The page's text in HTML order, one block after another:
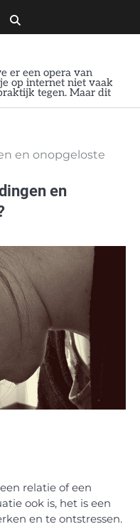
er een opera van
op internet niet vaak
tegen. Maar dit
en onopgeloste
en
relatie of een
ook is, het is een
en te ontstressen.